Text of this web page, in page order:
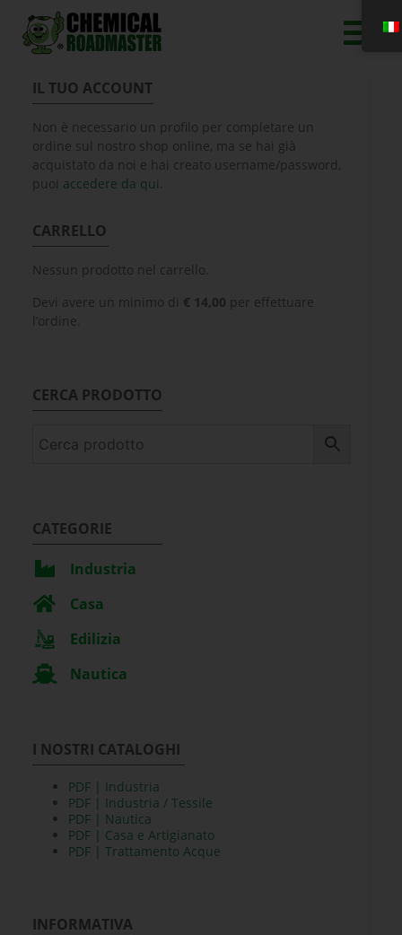
IL TUO ACCOUNT
Non è necessario un profilo per completare un
ordine sul nostro shop online, ma se hai già
acquistato da noi e hai creato username/password,
puoi accedere da qui
CARRELLO
Nessun prodotto nel carrello.
Devi avere un minimo di € 14,00 per effettuare
l’ordine.
CERCA PRODOTTO
CATEGORIE
Industria
Casa
Edilizia
Nautica
I NOSTRI CATALOGHI
PDF | Industria
PDF | Industria / Tessile
PDF | Nautica
PDF | Casa e Artigianato
PDF | Trattamento Acque
INFORMATIVA